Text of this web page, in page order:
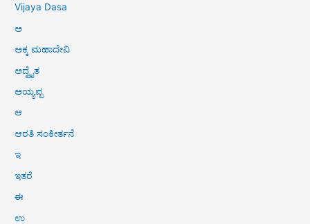
Vijaya Dasa
ಅ
ಅಕ್ಕ ಮಹಾದೇವಿ
ಅದ್ವೈತ
ಅಯ್ಯಪ್ಪ
ಆ
ಆರತಿ ಸಂಕೀರ್ತನೆ
ಇ
ಇತರೆ
ಈ
ಉ